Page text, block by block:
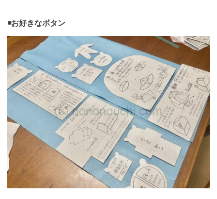
◾️お好きなボタン